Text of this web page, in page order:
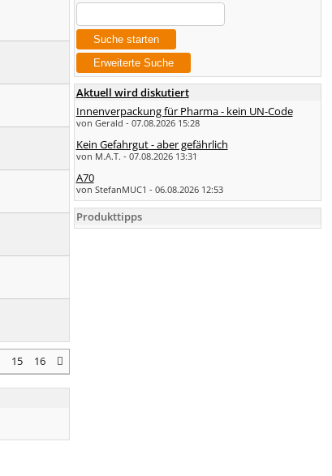
15 16
Aktuell wird diskutiert
Innenverpackung für Pharma - kein UN-Code
von Gerald - 07.08.2026 15:28
Kein Gefahrgut - aber gefährlich
von M.A.T. - 07.08.2026 13:31
A70
von StefanMUC1 - 06.08.2026 12:53
Produkttipps